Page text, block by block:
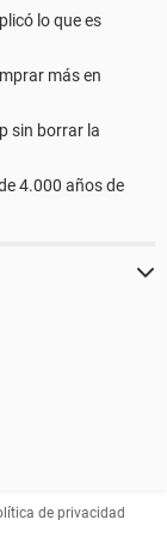
lo que es
más en
sin borrar la
4.000 años de
de privacidad